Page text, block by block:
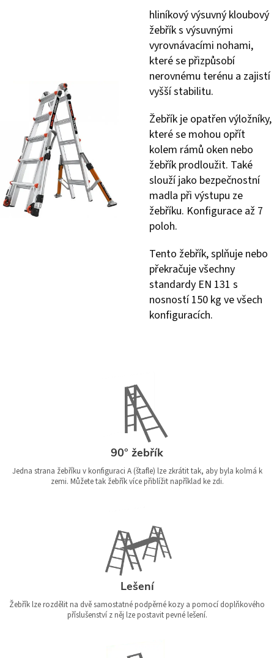
hliníkový výsuvný kloubový
žebřík s výsuvnými
vyrovnávacími nohami,
které se přizpůsobí
nerovnému terénu a zajistí
vyšší stabilitu.
Žebřík je opatřen výložníky,
které se mohou opřít
kolem rámů oken nebo
žebřík prodloužit. Také
slouží jako bezpečnostní
madla při výstupu ze
žebříku. Konfigurace až 7
poloh.
Tento žebřík, splňuje nebo
překračuje všechny
standardy EN 131 s
nosností 150 kg ve všech
konfiguracích.
90° žebřík
Jedna strana žebříku v konfiguraci A (štafle) lze zkrátit tak, aby byla kolmá k
zemi. Můžete tak žebřík více přiblížit například ke zdi.
Lešení
Žebřík lze rozdělit na dvě samostatné podpěrné kozy a pomocí doplňkového
příslušenství z něj lze postavit pevné lešení.